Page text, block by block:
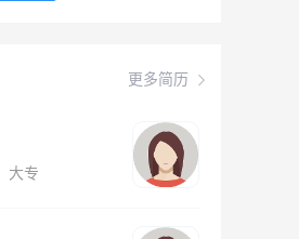
更多简历
大专